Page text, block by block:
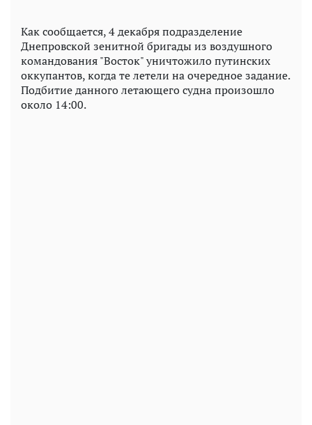
Как сообщается, 4 декабря подразделение
Днепровской зенитной бригады из воздушного
командования "Восток" уничтожило путинских
оккупантов, когда те летели на очередное задание.
Подбитие данного летающего судна произошло
около 14:00.